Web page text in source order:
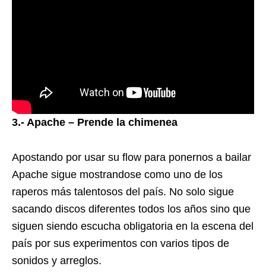
3.- Apache – Prende la chimenea
Apostando por usar su flow para ponernos a bailar
Apache sigue mostrandose como uno de los
raperos más talentosos del país. No solo sigue
sacando discos diferentes todos los años sino que
siguen siendo escucha obligatoria en la escena del
país por sus experimentos con varios tipos de
sonidos y arreglos.